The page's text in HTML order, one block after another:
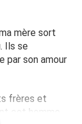
mère sort
Ils se
par son amour
frères et
cet homme,